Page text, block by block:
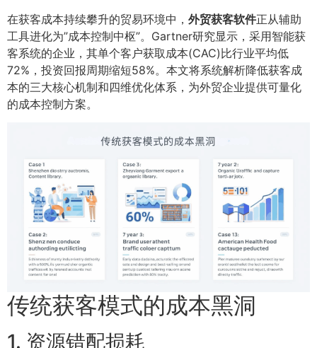
在获客成本持续攀升的贸易环境中， 外贸获客软件正从辅助
工具进化为”成本控制中枢”。Gartner研究显示，采用智能获
客系统的企业，其单个客户获取成本(CAC)比行业平均低
72%，投资回报周期缩短58%。本文将系统解析降低获客成
本的三大核心机制和四维优化体系，为外贸企业提供可量化
的成本控制方案。
传统获客模式的成本黑洞
1. 资源错配损耗